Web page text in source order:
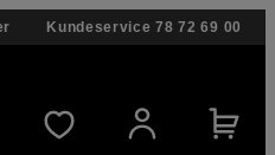
Kundeservice 78 72 69 00